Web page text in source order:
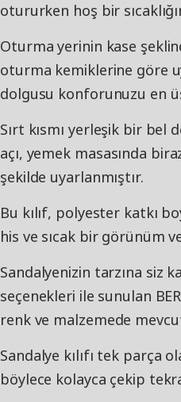
otururken hoş bir
Oturma yerinin kase
oturma kemiklerine göre
dolgusu konforunuzu en
Sırt kısmı yerleşik bir bel
açı, yemek masasında
şekilde uyarlanmıştır.
Bu kılıf, polyester katkı
his ve sıcak bir görünüm
Sandalyenizin tarzına siz
seçenekleri ile sunulan
renk ve malzemede
Sandalye kılıfı tek parça
böylece kolayca çekip